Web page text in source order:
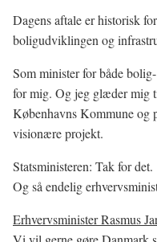
Dagens aftale er historisk
boligudviklingen og
Som minister for både
for mig. Og jeg glæder mig
Københavns Kommune og
visionære projekt.
Statsministeren: Tak for det.
Og så endelig
Erhvervsminister Rasmus